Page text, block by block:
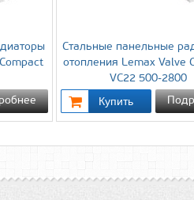
Стальные панельные
отопления Lemax Valve
VC22 500-2800